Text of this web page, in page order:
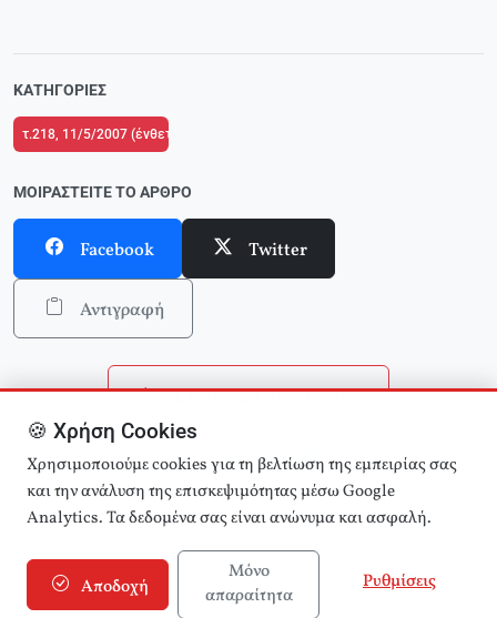
ΚΑΤΗΓΟΡΊΕΣ
τ.218, 11/5/2007 (ένθετο το τ.2 του Δικτύου Κριτικής και Δράσης στην
ΜΟΙΡΑΣΤΕΊΤΕ ΤΟ ΆΡΘΡΟ
Facebook Twitter
Αντιγραφή
Επιστροφή στην αρχική
Αναζήτηση άρθρων
🍪 Χρήση Cookies
Χρησιμοποιούμε cookies για τη βελτίωση της εμπειρίας σας
και την ανάλυση της επισκεψιμότητας μέσω Google
Analytics. Τα δεδομένα σας είναι ανώνυμα και ασφαλή.
Αποδοχή
Μόνο
απαραίτητα
Ρυθμίσεις